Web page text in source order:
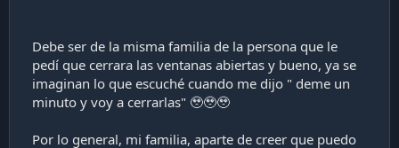
Debe ser de la misma familia de la persona que le
pedí que cerrara las ventanas abiertas y bueno, ya se
imaginan lo que escuché cuando me dijo " deme un
minuto y voy a cerrarlas" 🥹🥹🥹
Por lo general, mi familia, aparte de creer que puedo